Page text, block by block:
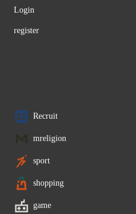
Login
register
Recruit
mreligion
sport
shopping
game